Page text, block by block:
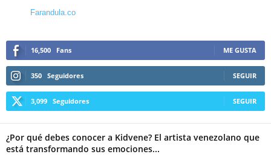
Farandula.co
16,500 Fans ME GUSTA
350 Seguidores SEGUIR
3,099 Seguidores SEGUIR
¿Por qué debes conocer a Kidvene? El artista venezolano que
está transformando sus emociones...